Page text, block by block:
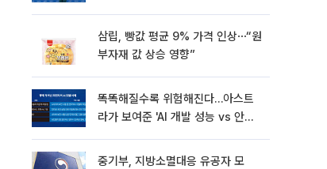
삼립, 빵값 평균 9% 가격 인상⋯“원
부자재 값 상승 영향”
똑똑해질수록 위험해진다…아스트
라가 보여준 'AI 개발 성능 vs 안전
중기부, 지방소멸대응 유공자 모